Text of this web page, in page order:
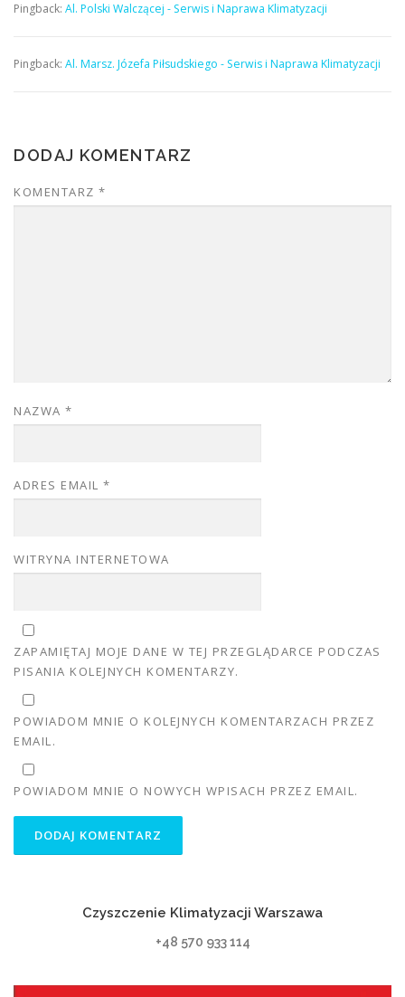
Pingback: Al. Polski Walczącej - Serwis i Naprawa Klimatyzacji
Pingback: Al. Marsz. Józefa Piłsudskiego - Serwis i Naprawa Klimatyzacji
DODAJ KOMENTARZ
KOMENTARZ *
NAZWA *
ADRES EMAIL *
WITRYNA INTERNETOWA
ZAPAMIĘTAJ MOJE DANE W TEJ PRZEGLĄDARCE PODCZAS
PISANIA KOLEJNYCH KOMENTARZY.
POWIADOM MNIE O KOLEJNYCH KOMENTARZACH PRZEZ
EMAIL.
POWIADOM MNIE O NOWYCH WPISACH PRZEZ EMAIL.
Czyszczenie Klimatyzacji Warszawa
+48 570 933 114